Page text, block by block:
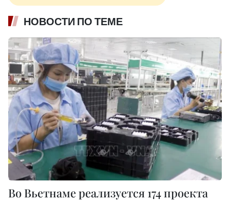
НОВОСТИ ПО ТЕМЕ
Во Вьетнаме реализуется 174 проекта